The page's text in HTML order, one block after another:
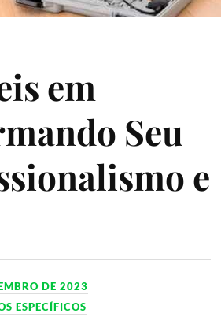
em
Seu
e
DE 2023
ESPECÍFICOS